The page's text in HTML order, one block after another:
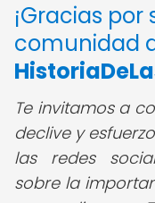
¡Gracias
comunidad
Te invitamos a
declive y
las redes
sobre la